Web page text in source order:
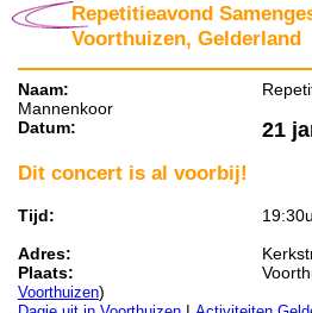
Repetitieavond
Voorthuizen, Gelderland
Naam:
Mannenkoor
Datum:
21
Dit concert is al voorbij!
Tijd:
Adres:
Plaats:
Voorthuizen)